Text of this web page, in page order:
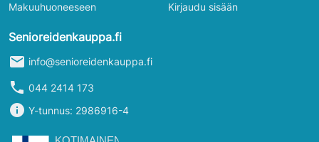
Makuuhuoneeseen
Kirjaudu sisään
Senioreidenkauppa.fi
mail info@senioreidenkauppa.fi
phone 044 2414 173
info Y-tunnus: 2986916-4